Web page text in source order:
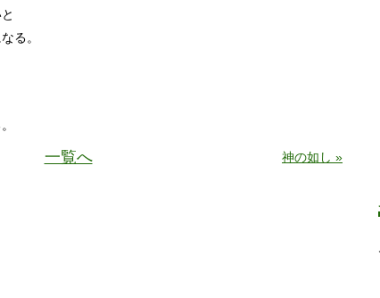
る。
一覧へ 神の如し »